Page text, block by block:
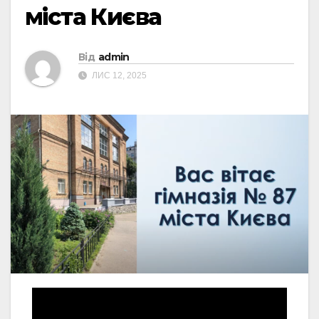
міста Києва
Від admin
ЛИС 12, 2025